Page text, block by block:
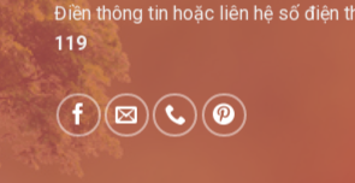
Điền thông tin hoặc liên hệ số điện
119